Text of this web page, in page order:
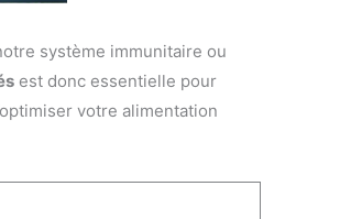
système immunitaire ou
est donc essentielle pour
votre alimentation